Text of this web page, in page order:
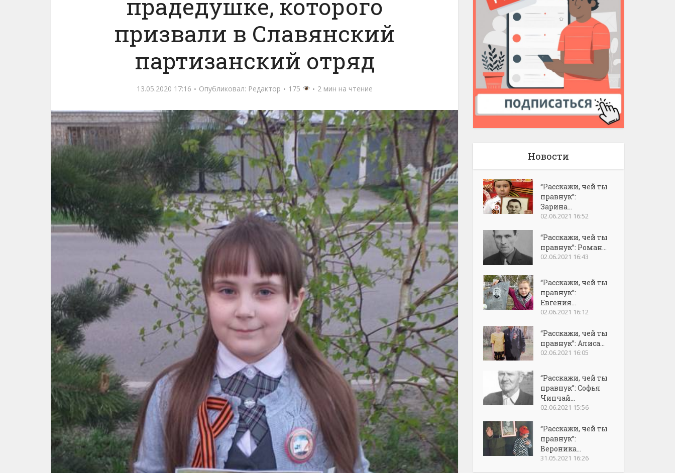
прадедушке, которого
призвали в Славянский
партизанский отряд
13.05.2020 17:16 Опубликовал: Редактор 175 2 мин на чтение
Новости
“Расскажи, чей ты
правнук”:
Зарина...
02.06.2021 16:52
“Расскажи, чей ты
правнук”: Роман...
02.06.2021 16:43
“Расскажи, чей ты
правнук”:
Евгения...
02.06.2021 16:12
“Расскажи, чей ты
правнук”: Алиса...
02.06.2021 16:05
“Расскажи, чей ты
правнук”: Софья
Чипчай...
02.06.2021 15:56
“Расскажи, чей ты
правнук”:
Вероника...
31.05.2021 16:26